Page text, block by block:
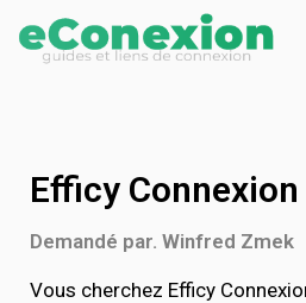
Efficy Connexion
Demandé par. Winfred Zmek
Vous cherchez Efficy